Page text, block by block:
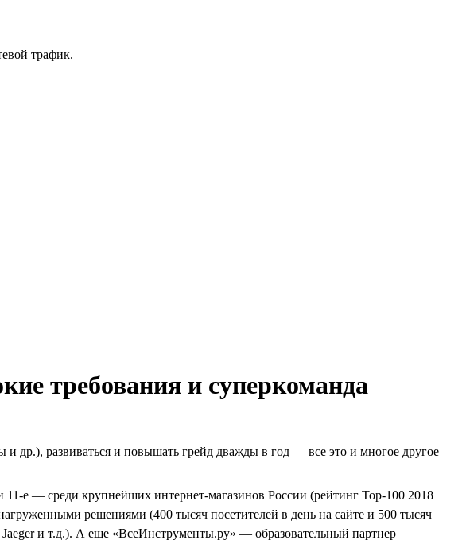
трафик.
требования и суперкоманда
др.), развиваться и повышать грейд дважды в год — все это и многое другое
е — среди крупнейших интернет-магазинов России (рейтинг Top-100 2018
решениями (400 тысяч посетителей в день на сайте и 500 тысяч
и т.д.). А еще «ВсеИнструменты.ру» — образовательный партнер